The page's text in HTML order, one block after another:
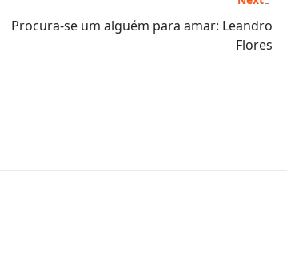
Procura-se um alguém para amar: Leandro
Flores